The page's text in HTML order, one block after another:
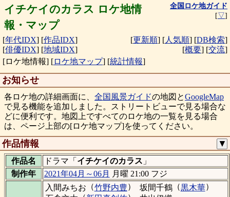
イチケイのカラス ロケ地情
報・マップ
全国ロケ地ガイド
[▽]
[年代IDX] [作品IDX]
[俳優IDX] [地域IDX]
[更新順] [人気順] [DB検索]
[概要] [交流]
[ロケ地情報] [ロケ地マップ] [統計情報]
お知らせ
各ロケ地の詳細画面に、 全国風景ガイドの地図とGoogleMap
で見る機能を追加しました。ストリートビューで見る場合な
どに便利です。地図上ですべてのロケ地の一覧を見る場合
は、ページ上部の[ロケ地マップ]を使ってください。
作品情報 ▼
作品名 ドラマ「 イチケイのカラス 」
制作年
2021年04月～06月 月曜 21:00 フジ
入間みちお （竹野内豊） 坂間千鶴（黒木華）